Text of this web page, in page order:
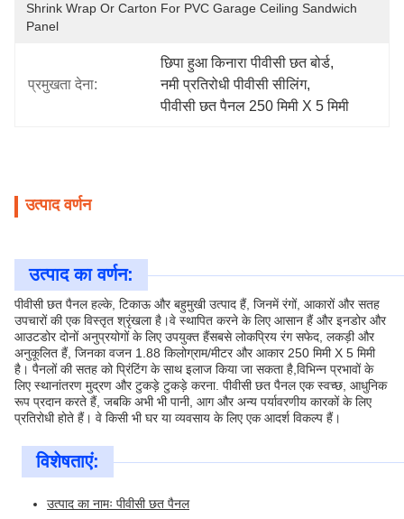
Shrink Wrap Or Carton For PVC Garage Ceiling Sandwich
Panel
प्रमुखता देना:
छिपा हुआ किनारा पीवीसी छत बोर्ड,
नमी प्रतिरोधी पीवीसी सीलिंग,
पीवीसी छत पैनल 250 मिमी X 5 मिमी
उत्पाद वर्णन
उत्पाद का वर्णन:
पीवीसी छत पैनल हल्के, टिकाऊ और बहुमुखी उत्पाद हैं, जिनमें रंगों, आकारों और सतह
उपचारों की एक विस्तृत श्रृंखला है।वे स्थापित करने के लिए आसान हैं और इनडोर और
आउटडोर दोनों अनुप्रयोगों के लिए उपयुक्त हैंसबसे लोकप्रिय रंग सफेद, लकड़ी और
अनुकूलित हैं, जिनका वजन 1.88 किलोग्राम/मीटर और आकार 250 मिमी X 5 मिमी
है। पैनलों की सतह को प्रिंटिंग के साथ इलाज किया जा सकता है,विभिन्न प्रभावों के
लिए स्थानांतरण मुद्रण और टुकड़े टुकड़े करना. पीवीसी छत पैनल एक स्वच्छ, आधुनिक
रूप प्रदान करते हैं, जबकि अभी भी पानी, आग और अन्य पर्यावरणीय कारकों के लिए
प्रतिरोधी होते हैं। वे किसी भी घर या व्यवसाय के लिए एक आदर्श विकल्प हैं।
विशेषताएं:
उत्पाद का नामः पीवीसी छत पैनल